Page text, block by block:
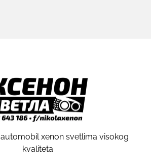
xenon svetlima visokog
kvaliteta